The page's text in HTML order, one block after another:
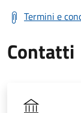
Termini e
Contatti